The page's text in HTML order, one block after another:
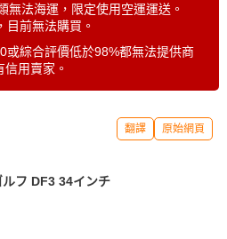
無法海運，限定使用空運運送。
目前無法購買。
或綜合評價低於98%都無法提供商
用賣家。
翻譯 原始網頁
フ DF3 34インチ